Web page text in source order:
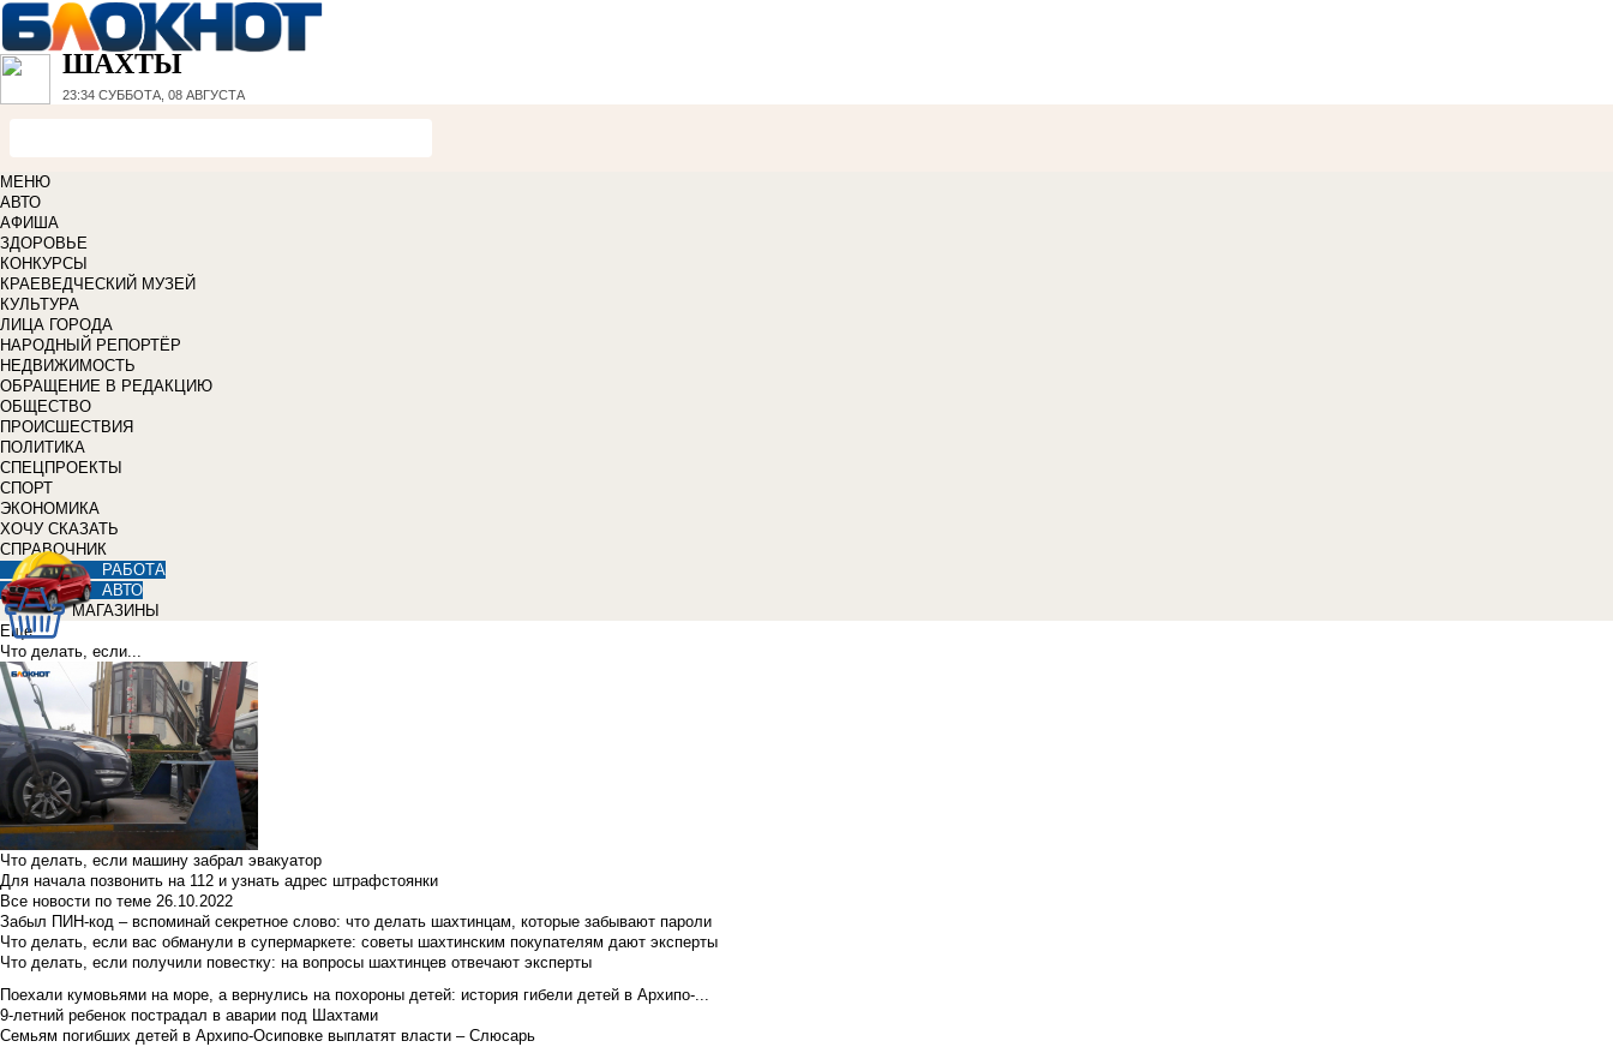
ШАХТЫ
23:34 СУББОТА, 08 АВГУСТА
МЕНЮ
АВТО
АФИША
ЗДОРОВЬЕ
КОНКУРСЫ
КРАЕВЕДЧЕСКИЙ МУЗЕЙ
КУЛЬТУРА
ЛИЦА ГОРОДА
НАРОДНЫЙ РЕПОРТЁР
НЕДВИЖИМОСТЬ
ОБРАЩЕНИЕ В РЕДАКЦИЮ
ОБЩЕСТВО
ПРОИСШЕСТВИЯ
ПОЛИТИКА
СПЕЦПРОЕКТЫ
СПОРТ
ЭКОНОМИКА
ХОЧУ СКАЗАТЬ
СПРАВОЧНИК
РАБОТА
АВТО
МАГАЗИНЫ
Еще
Что делать, если...
Что делать, если машину забрал эвакуатор
Для начала позвонить на 112 и узнать адрес штрафстоянки
Все новости по теме 26.10.2022
Забыл ПИН-код – вспоминай секретное слово: что делать шахтинцам, которые забывают пароли
Что делать, если вас обманули в супермаркете: советы шахтинским покупателям дают эксперты
Что делать, если получили повестку: на вопросы шахтинцев отвечают эксперты
Поехали кумовьями на море, а вернулись на похороны детей: история гибели детей в Архипо-...
9-летний ребенок пострадал в аварии под Шахтами
Семьям погибших детей в Архипо-Осиповке выплатят власти – Слюсарь